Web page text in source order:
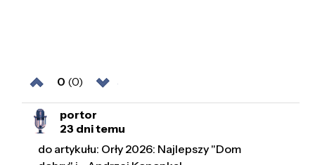
0 (0)
portor
23 dni temu
do artykułu: Orły 2026: Najlepszy "Dom